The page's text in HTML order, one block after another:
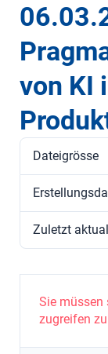
von KI
Dateigrösse
Zuletzt
Sie müssen
zugreifen